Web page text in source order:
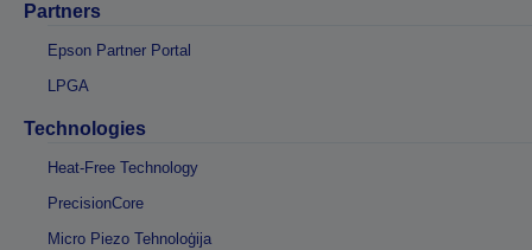
Partners
Epson Partner Portal
LPGA
Technologies
Heat-Free Technology
PrecisionCore
Micro Piezo Tehnoloģija